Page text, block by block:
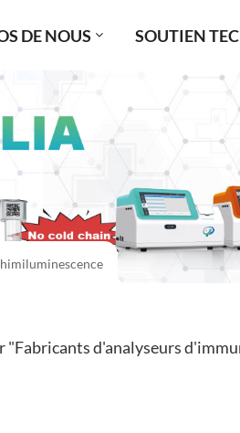
DE NOUS SOUTIEN
"Fabricants d'analyseurs